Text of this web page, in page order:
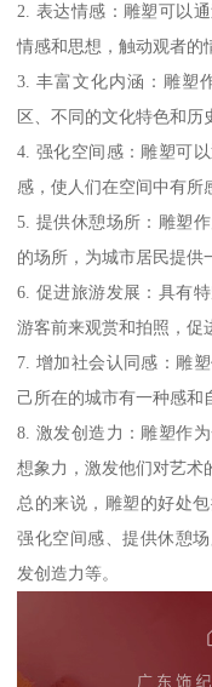
2. 表达情感：雕塑可以
情感和思想，触动观者的
3. 丰富文化内涵：雕塑
区、不同的文化特色和历
4. 强化空间感：雕塑可
感，使人们在空间中有所
5. 提供休憩场所：雕塑
的场所，为城市居民提供
6. 促进旅游发展：具有
游客前来观赏和拍照，促
7. 增加社会认同感：雕
己所在的城市有一种感和
8. 激发创造力：雕塑作
想象力，激发他们对艺术
总的来说，雕塑的好处
强化空间感、提供休憩
发创造力等。